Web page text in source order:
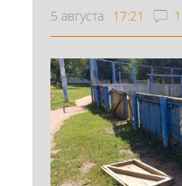
5 августа 17:21 1